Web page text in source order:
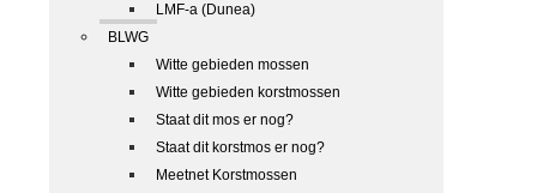
LMF-a (Dunea)
BLWG
Witte gebieden mossen
Witte gebieden korstmossen
Staat dit mos er nog?
Staat dit korstmos er nog?
Meetnet Korstmossen